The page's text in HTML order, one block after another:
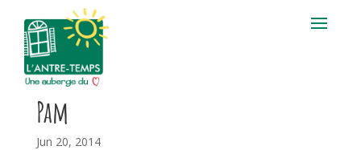
Pam
Jun 20, 2014